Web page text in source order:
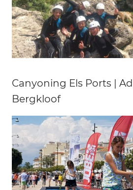
Canyoning Els Ports |
Bergkloof